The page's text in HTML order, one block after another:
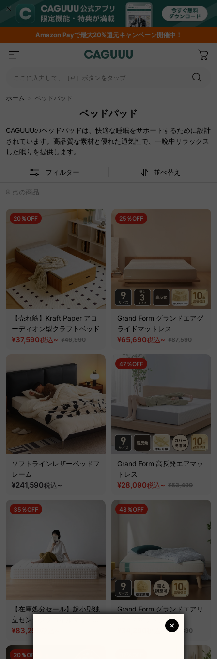
AmazonPayで最大20%還元キャンペーン開催中！
ここに入力して、［↵］ボタンをタップ
ホーム ベッドパッド
ベッドパッド
CAGUUUのベッドパッドは、快適な睡眠をサポートするために設計
されています。高品質な素材と優れた通気性で、一晩中リラックス
した眠りを提供します。
フィルター 並べ替え
8 点の商品
20％OFF
【売れ筋】Kraft Paper アコ
ーディオン型クラフトベッド
¥37,590税込~ ¥46,990
25％OFF
Grand Form グランドエアグ
ライドマットレス
¥65,690税込~ ¥87,590
ソフトラインレザーベッドフ
レーム
¥241,590税込~
47％OFF
Grand Form 高反発エアマッ
トレス
¥28,090税込~ ¥53,490
35％OFF
【在庫処分セール】超小型独
立センシングコイルマットレ
ス
¥83,290
48％OFF
Grand Form グランドエアリ
バースマットレス
¥65,390
20％OFF